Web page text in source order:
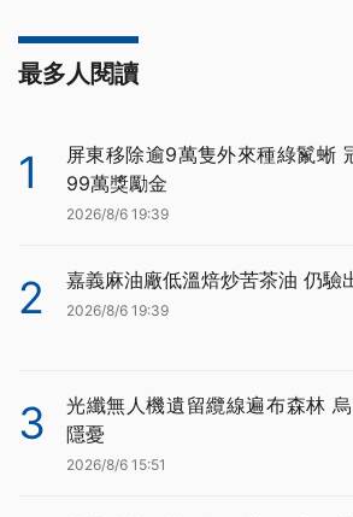
最多人閱讀
1
屏東移除逾9萬隻外來種綠鬣蜥
99萬獎勵金
2026/8/6 19:39
2 嘉義麻油廠低溫焙炒苦茶油 仍驗
2026/8/6 19:39
3
光纖無人機遺留纜線遍布森林
隱憂
2026/8/6 15:51